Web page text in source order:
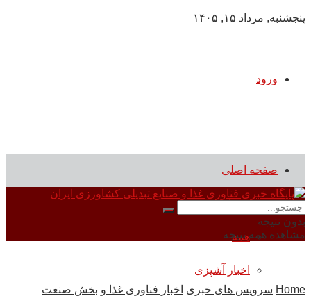
پنجشنبه, مرداد ۱۵, ۱۴۰۵
ورود
صفحه اصلی
سرویس های خبری
همه
اخبار آشپزی
بدون نتیجه
مشاهده همه نتیجه
Home سرویس های خبری اخبار فناوری غذا و بخش صنعت